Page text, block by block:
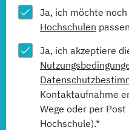
Ja, ich möchte
Hochschulen
Ja, ich akzeptiere
Kontaktaufnahme
Wege oder per
Hochschule).*